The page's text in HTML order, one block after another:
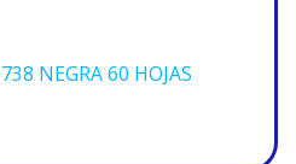
NEGRA 60 HOJAS